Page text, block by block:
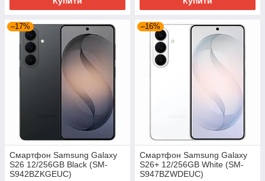
–17%
Смартфон Samsung Galaxy
S26 12/256GB Black (SM-
S942BZKGEUC)
–16%
Смартфон Samsung Galaxy
S26+ 12/256GB White (SM-
S947BZWDEUC)